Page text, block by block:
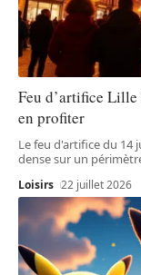
Feu d’artifice
en profiter
Le feu d'artifice du 14
dense sur un
Loisirs 22 juillet 2026